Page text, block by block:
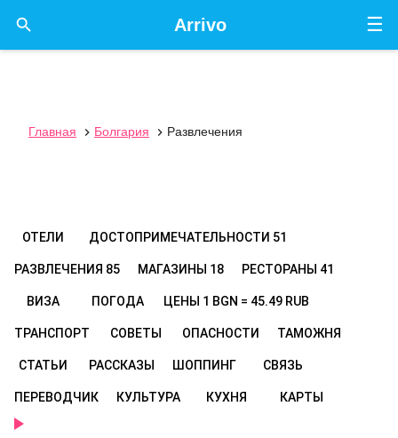
☰
Arrivo

Главная  Болгария  Развлечения
ОТЕЛИ ДОСТОПРИМЕЧАТЕЛЬНОСТИ 51
РАЗВЛЕЧЕНИЯ 85 МАГАЗИНЫ 18 РЕСТОРАНЫ 41
ВИЗА ПОГОДА ЦЕНЫ 1 BGN = 45.49 RUB
ТРАНСПОРТ СОВЕТЫ ОПАСНОСТИ ТАМОЖНЯ
СТАТЬИ РАССКАЗЫ ШОППИНГ СВЯЗЬ
ПЕРЕВОДЧИК КУЛЬТУРА КУХНЯ КАРТЫ
